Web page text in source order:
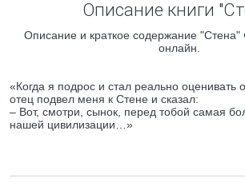
Описание книги
Описание и краткое содержание "Стена"
онлайн.
«Когда я подрос и стал реально оценивать
отец подвел меня к Стене и сказал:
– Вот, смотри, сынок, перед тобой самая
нашей цивилизации…»